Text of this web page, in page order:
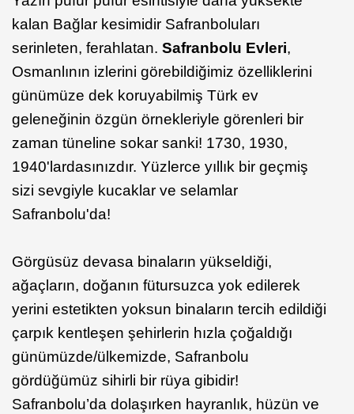
kalan Bağlar kesimidir Safranboluları
serinleten, ferahlatan. Safranbolu Evleri,
Osmanlının izlerini görebildiğimiz özelliklerini
günümüze dek koruyabilmiş Türk ev
geleneğinin özgün örnekleriyle görenleri bir
zaman tüneline sokar sanki! 1730, 1930,
1940'lardasınızdır. Yüzlerce yıllık bir geçmiş
sizi sevgiyle kucaklar ve selamlar
Safranbolu'da!
Görgüsüz devasa binaların yükseldiği,
ağaçların, doğanın fütursuzca yok edilerek
yerini estetikten yoksun binaların tercih edildiği
çarpık kentleşen şehirlerin hızla çoğaldığı
günümüzde/ülkemizde, Safranbolu
gördüğümüz sihirli bir rüya gibidir!
Safranbolu’da dolaşırken hayranlık, hüzün ve